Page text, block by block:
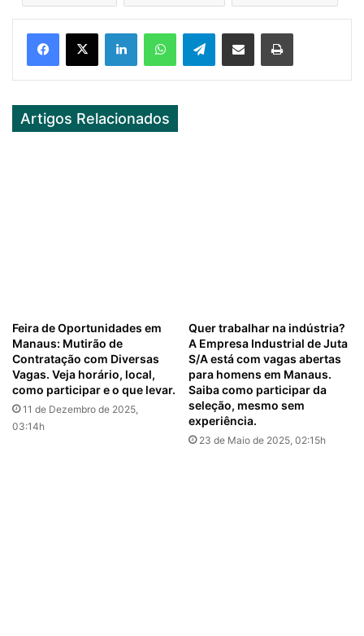
Telegram
Artigos Relacionados
Feira de Oportunidades em
Manaus: Mutirão de
Contratação com Diversas
Vagas. Veja horário, local,
como participar e o que levar.
11 de Dezembro de 2025,
03:14h
Quer trabalhar na indústria?
A Empresa Industrial de Juta
S/A está com vagas abertas
para homens em Manaus.
Saiba como participar da
seleção, mesmo sem
experiência.
23 de Maio de 2025, 02:15h